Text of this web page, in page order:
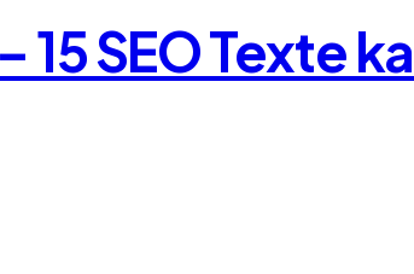
15 SEO Texte